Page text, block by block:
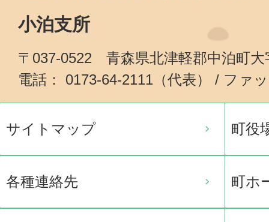
小泊支所
〒037-0522 青森県北津軽郡中泊町大
電話： 0173-64-2111（代表） / ファ
サイトマップ 町役
各種連絡先 町ホ